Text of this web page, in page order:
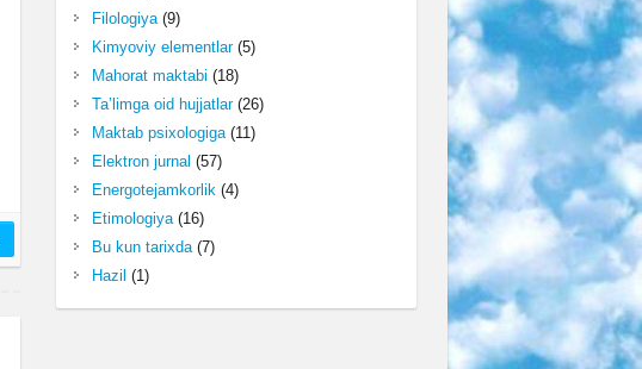
Filologiya(9)
Kimyoviy elementlar(5)
Mahorat maktabi (18)
Ta’limga oid hujjatlar(26)
Maktab psixologiga(11)
Elektron jurnal (57)
Energotejamkorlik(4)
Etimologiya(16)
Bu kun tarixda(7)
Hazil (1)